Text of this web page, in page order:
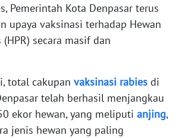
Pemerintah Kota Denpasar terus
upaya vaksinasi terhadap Hewan
(HPR) secara masif dan
total cakupan vaksinasi rabies di
telah berhasil menjangkau
ekor hewan, yang meliputi anjing,
jenis hewan yang paling